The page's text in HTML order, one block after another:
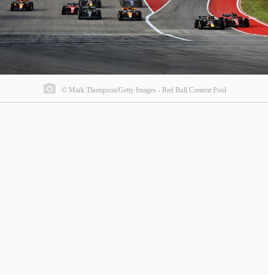
© Mark Thompson/Getty Images - Red Bull Content Pool